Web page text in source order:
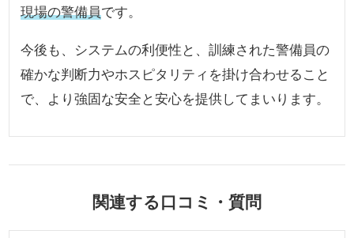
現場の警備員です。
今後も、システムの利便性と、訓練された警備員の
確かな判断力やホスピタリティを掛け合わせること
で、より強固な安全と安心を提供してまいります。
関連する口コミ・質問